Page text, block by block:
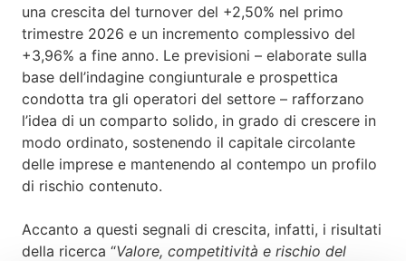
una crescita del turnover del +2,50% nel primo
trimestre 2026 e un incremento complessivo del
+3,96% a fine anno. Le previsioni – elaborate sulla
base dell’indagine congiunturale e prospettica
condotta tra gli operatori del settore – rafforzano
l’idea di un comparto solido, in grado di crescere in
modo ordinato, sostenendo il capitale circolante
delle imprese e mantenendo al contempo un profilo
di rischio contenuto.
Accanto a questi segnali di crescita, infatti, i risultati
della ricerca “Valore, competitività e rischio del